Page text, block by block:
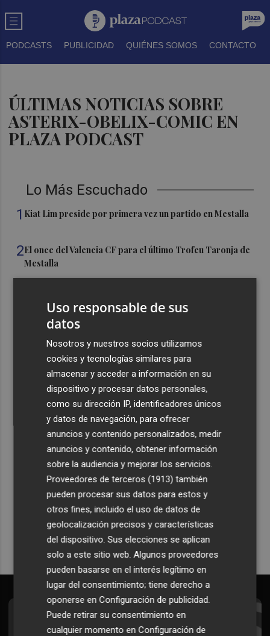
PODCASTS PUBLICIDAD QUIÉNES SOMOS CONTACTO
ÚLTIMAS NOTICIAS SOBRE
ASTERIX-OBELIX-COMIC EN
PLAZA PODCAST
Lo Más Escuchado
1 Kiat Lim preside por primera vez un partido en Mestalla
2El once del Valencia CF para el último Trofeu Taronja de
Mestalla
el día del eclipse
queremos ver en la Liga”
Ocho helicópteros, un avión y más de 100 brigadas se
movilizan en Moratalla por un incendio forestal
Recibe toda la actualidad de
Plaza Podcast en tu correo
Quiero suscribirme
Suscríbete al Boletín
Uso responsable de sus
datos
Nosotros y nuestros socios utilizamos
cookies y tecnologías similares para
almacenar y acceder a información en su
dispositivo y procesar datos personales,
como su dirección IP, identificadores únicos
y datos de navegación, para ofrecer
anuncios y contenido personalizados, medir
anuncios y contenido, obtener información
sobre la audiencia y mejorar los servicios.
Proveedores de terceros (1913) también
pueden procesar sus datos para estos y
otros fines, incluido el uso de datos de
geolocalización precisos y características
del dispositivo. Sus elecciones se aplican
solo a este sitio web. Algunos proveedores
pueden basarse en el interés legítimo en
lugar del consentimiento; tiene derecho a
oponerse enConfiguración de publicidad.
Puede retirar su consentimiento en
cualquier momento enConfiguración de